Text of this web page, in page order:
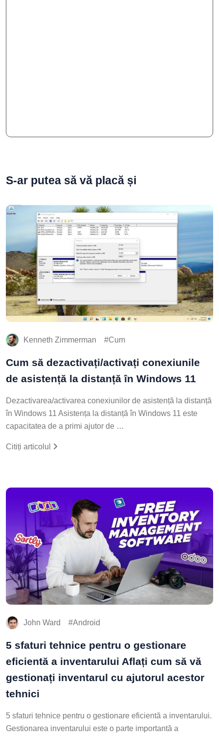
S-ar putea să vă placă și
Kenneth Zimmerman Cum
Cum să dezactivați/activați conexiunile
de asistență la distanță în Windows 11
Dezactivarea/activarea conexiunilor de asistență la distanță
în Windows 11 Asistența la distanță în Windows 11 este
capacitatea de a primi ajutor de …
Citiți articolul
John Ward Android
5 sfaturi tehnice pentru o gestionare
eficientă a inventarului Aflați cum să vă
gestionați inventarul cu ajutorul acestor
tehnici
5 sfaturi tehnice pentru o gestionare eficientă a inventarului.
Gestionarea inventarului este o parte importantă a